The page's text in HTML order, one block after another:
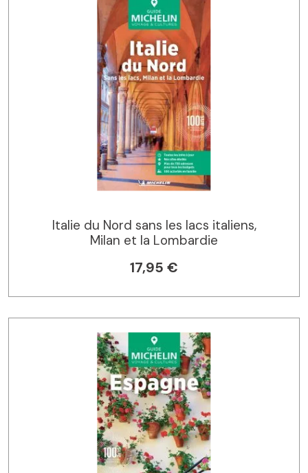
Italie du Nord sans les lacs italiens,
Milan et la Lombardie
17,95 €